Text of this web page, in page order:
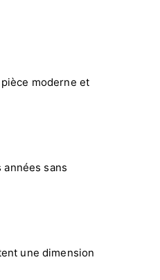
moderne et
sans
une dimension